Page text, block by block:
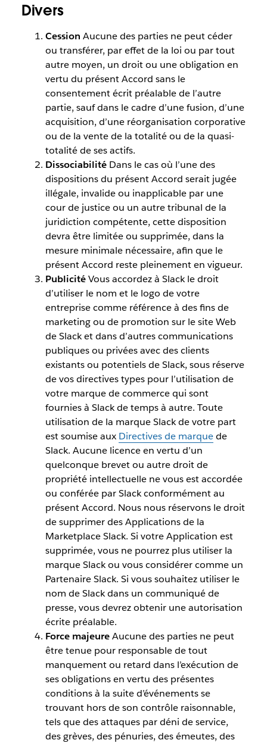
Divers
Cession Aucune des parties ne peut céder
ou transférer, par effet de la loi ou par tout
autre moyen, un droit ou une obligation en
vertu du présent Accord sans le
consentement écrit préalable de l’autre
partie, sauf dans le cadre d’une fusion, d’une
acquisition, d’une réorganisation corporative
ou de la vente de la totalité ou de la quasi-
totalité de ses actifs.
Dissociabilité Dans le cas où l’une des
dispositions du présent Accord serait jugée
illégale, invalide ou inapplicable par une
cour de justice ou un autre tribunal de la
juridiction compétente, cette disposition
devra être limitée ou supprimée, dans la
mesure minimale nécessaire, afin que le
présent Accord reste pleinement en vigueur.
PublicitéVous accordez à Slack le droit
d’utiliser le nom et le logo de votre
entreprise comme référence à des fins de
marketing ou de promotion sur le site Web
de Slack et dans d’autres communications
publiques ou privées avec des clients
existants ou potentiels de Slack, sous réserve
de vos directives types pour l’utilisation de
votre marque de commerce qui sont
fournies à Slack de temps à autre. Toute
utilisation de la marque Slack de votre part
est soumise aux Directives de marquede
Slack. Aucune licence en vertu d’un
quelconque brevet ou autre droit de
propriété intellectuelle ne vous est accordée
ou conférée par Slack conformément au
présent Accord. Nous nous réservons le droit
de supprimer des Applications de la
Marketplace Slack. Si votre Application est
supprimée, vous ne pourrez plus utiliser la
marque Slack ou vous considérer comme un
Partenaire Slack. Si vous souhaitez utiliser le
nom de Slack dans un communiqué de
presse, vous devrez obtenir une autorisation
écrite préalable.
Force majeureAucune des parties ne peut
être tenue pour responsable de tout
manquement ou retard dans l’exécution de
ses obligations en vertu des présentes
conditions à la suite d’événements se
trouvant hors de son contrôle raisonnable,
tels que des attaques par déni de service,
des grèves, des pénuries, des émeutes, des